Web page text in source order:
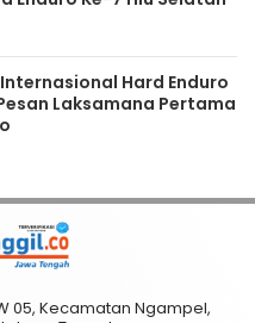
Hard Enduro
Laksamana Pertama
05, Kecamatan Ngampel,